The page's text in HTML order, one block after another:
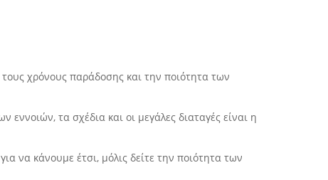
χρόνους παράδοσης και την ποιότητα των
τα σχέδια και οι μεγάλες διαταγές είναι η
να κάνουμε έτσι, μόλις δείτε την ποιότητα των